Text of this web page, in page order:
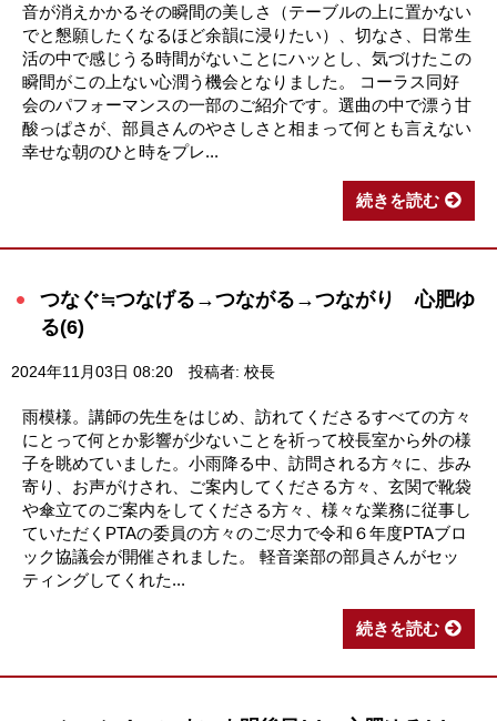
音が消えかかるその瞬間の美しさ（テーブルの上に置かない
でと懇願したくなるほど余韻に浸りたい）、切なさ、日常生
活の中で感じうる時間がないことにハッとし、気づけたこの
瞬間がこの上ない心潤う機会となりました。 コーラス同好
会のパフォーマンスの一部のご紹介です。選曲の中で漂う甘
酸っぱさが、部員さんのやさしさと相まって何とも言えない
幸せな朝のひと時をプレ...
続きを読む
つなぐ≒つなげる→つながる→つながり 心肥ゆ
る(6)
2024年11月03日 08:20 投稿者: 校長
雨模様。講師の先生をはじめ、訪れてくださるすべての方々
にとって何とか影響が少ないことを祈って校長室から外の様
子を眺めていました。小雨降る中、訪問される方々に、歩み
寄り、お声がけされ、ご案内してくださる方々、玄関で靴袋
や傘立てのご案内をしてくださる方々、様々な業務に従事し
ていただくPTAの委員の方々のご尽力で令和６年度PTAブロ
ック協議会が開催されました。 軽音楽部の部員さんがセッ
ティングしてくれた...
続きを読む